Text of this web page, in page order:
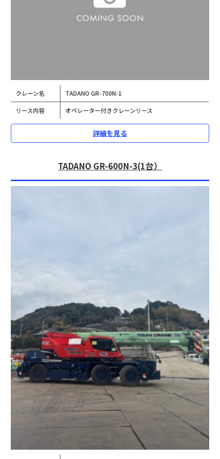
クレーン名 TADANO GR-700N-1
リース内容 オペレーター付きクレーンリース
詳細を見る
TADANO GR-600N-3(1台）